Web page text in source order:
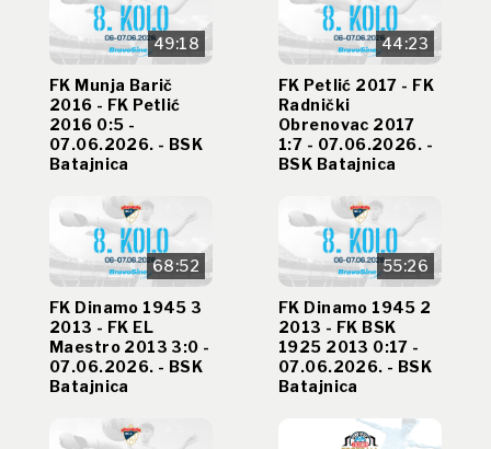
49:18
FK Munja Barič
2016 - FK Petlić
2016 0:5 -
07.06.2026. - BSK
Batajnica
44:23
FK Petlić 2017 - FK
Radnički
Obrenovac 2017
1:7 - 07.06.2026. -
BSK Batajnica
68:52
FK Dinamo 1945 3
2013 - FK EL
Maestro 2013 3:0 -
07.06.2026. - BSK
Batajnica
55:26
FK Dinamo 1945 2
2013 - FK BSK
1925 2013 0:17 -
07.06.2026. - BSK
Batajnica